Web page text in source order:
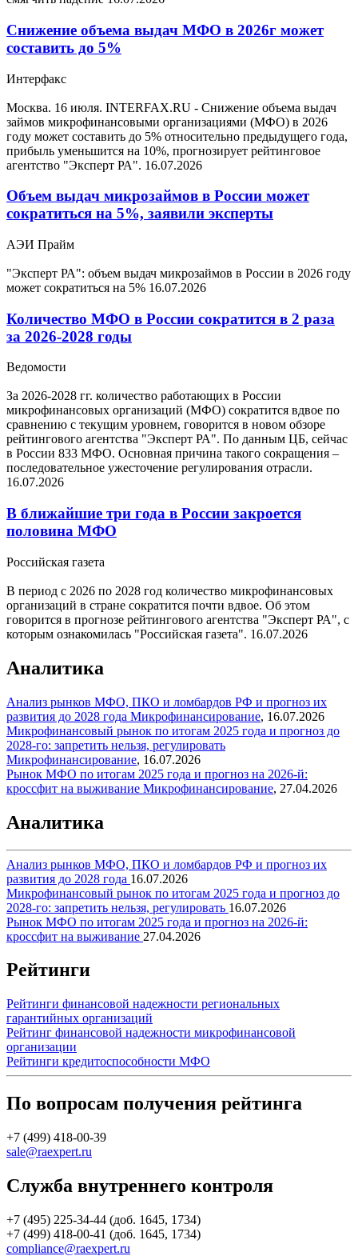
Снижение объема выдач МФО в 2026г может
составить до 5%
Интерфакс
Москва. 16 июля. INTERFAX.RU - Снижение объема выдач
займов микрофинансовыми организациями (МФО) в 2026
году может составить до 5% относительно предыдущего года,
прибыль уменьшится на 10%, прогнозирует рейтинговое
агентство "Эксперт РА". 16.07.2026
Объем выдач микрозаймов в России может
сократиться на 5%, заявили эксперты
АЭИ Прайм
"Эксперт РА": объем выдач микрозаймов в России в 2026 году
может сократиться на 5% 16.07.2026
Количество МФО в России сократится в 2 раза
за 2026-2028 годы
Ведомости
За 2026-2028 гг. количество работающих в России
микрофинансовых организаций (МФО) сократится вдвое по
сравнению с текущим уровнем, говорится в новом обзоре
рейтингового агентства "Эксперт РА". По данным ЦБ, сейчас
в России 833 МФО. Основная причина такого сокращения –
последовательное ужесточение регулирования отрасли.
16.07.2026
В ближайшие три года в России закроется
половина МФО
Российская газета
В период с 2026 по 2028 год количество микрофинансовых
организаций в стране сократится почти вдвое. Об этом
говорится в прогнозе рейтингового агентства "Эксперт РА", с
которым ознакомилась "Российская газета". 16.07.2026
Аналитика
Анализ рынков МФО, ПКО и ломбардов РФ и прогноз их
развития до 2028 года Микрофинансирование, 16.07.2026
Микрофинансовый рынок по итогам 2025 года и прогноз до
2028-го: запретить нельзя, регулировать
Микрофинансирование, 16.07.2026
Рынок МФО по итогам 2025 года и прогноз на 2026-й:
кроссфит на выживание Микрофинансирование, 27.04.2026
Аналитика
Анализ рынков МФО, ПКО и ломбардов РФ и прогноз их
развития до 2028 года 16.07.2026
Микрофинансовый рынок по итогам 2025 года и прогноз до
2028-го: запретить нельзя, регулировать 16.07.2026
Рынок МФО по итогам 2025 года и прогноз на 2026-й:
кроссфит на выживание 27.04.2026
Рейтинги
Рейтинги финансовой надежности региональных
гарантийных организаций
Рейтинг финансовой надежности микрофинансовой
организации
Рейтинги кредитоспособности МФО
По вопросам получения рейтинга
+7 (499) 418-00-39
sale@raexpert.ru
Служба внутреннего контроля
+7 (495) 225-34-44 (доб. 1645, 1734)
+7 (499) 418-00-41 (доб. 1645, 1734)
compliance@raexpert.ru